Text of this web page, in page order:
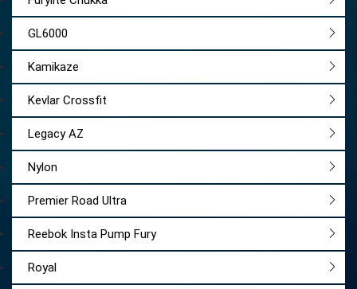
GL6000
Kamikaze
Kevlar Crossfit
Legacy AZ
Nylon
Premier Road Ultra
Reebok Insta Pump Fury
Royal